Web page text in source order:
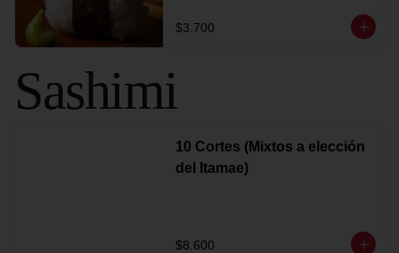
$3.700
Sashimi
10 Cortes (Mixtos a elección
del Itamae)
$8.600